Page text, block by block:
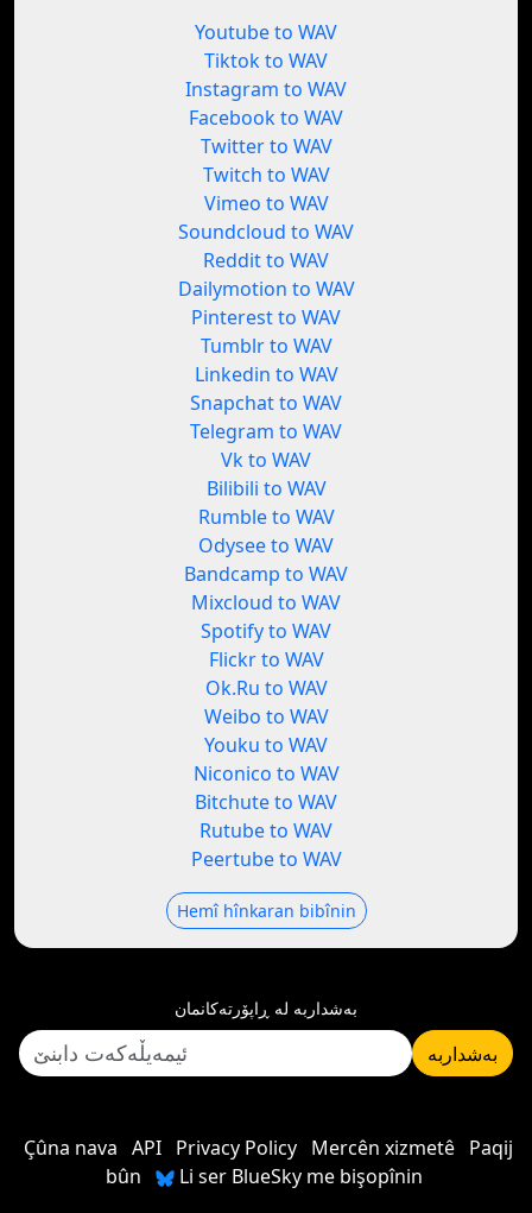
Youtube to WAV
Tiktok to WAV
Instagram to WAV
Facebook to WAV
Twitter to WAV
Twitch to WAV
Vimeo to WAV
Soundcloud to WAV
Reddit to WAV
Dailymotion to WAV
Pinterest to WAV
Tumblr to WAV
Linkedin to WAV
Snapchat to WAV
Telegram to WAV
Vk to WAV
Bilibili to WAV
Rumble to WAV
Odysee to WAV
Bandcamp to WAV
Mixcloud to WAV
Spotify to WAV
Flickr to WAV
Ok.Ru to WAV
Weibo to WAV
Youku to WAV
Niconico to WAV
Bitchute to WAV
Rutube to WAV
Peertube to WAV
Hemî hînkaran bibînin
بەشداربە لە ڕاپۆرتەکانمان
بەشداربە
Çûna nava API Privacy Policy Mercên xizmetê Paqij
bûn
Li ser BlueSky me bişopînin